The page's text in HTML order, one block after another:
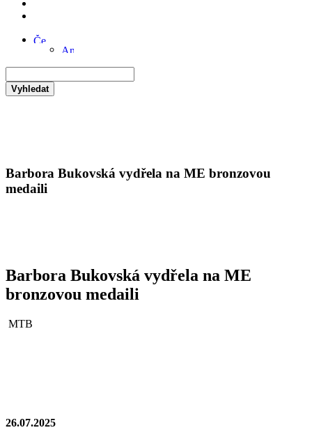
Vyhledat
Barbora Bukovská vydřela na ME bronzovou
medaili
Barbora Bukovská vydřela na ME
bronzovou medaili
MTB
26.07.2025